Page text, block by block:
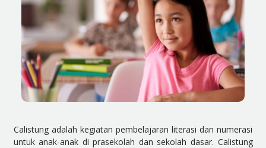
Calistung adalah kegiatan pembelajaran literasi dan numerasi
untuk anak-anak di prasekolah dan sekolah dasar. Calistung